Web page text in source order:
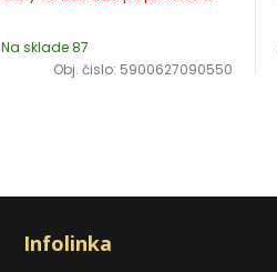
Na sklade 87
Obj. čislo: 5900627090550
Infolinka